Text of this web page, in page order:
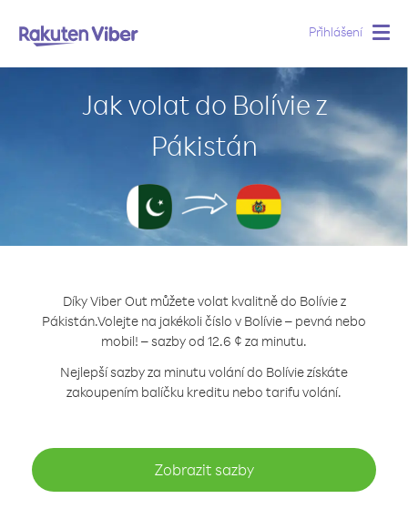
Přihlášení
Jak volat do Bolívie z
Pákistán
Díky Viber Out můžete volat kvalitně do Bolívie z
Pákistán.Volejte na jakékoli číslo v Bolívie – pevná nebo
mobil! – sazby od 12.6 ¢ za minutu.
Nejlepší sazby za minutu volání do Bolívie získáte
zakoupením balíčku kreditu nebo tarifu volání.
Zobrazit sazby